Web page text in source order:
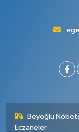
Beyoğlu
Eczaneler